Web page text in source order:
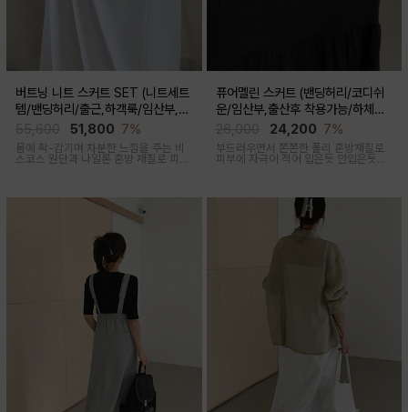
버트닝 니트 스커트 SET (니트세트
템/밴딩허리/출근,하객룩/임산부,출
산후 착용가능)51,800 7%
몸에 촥-감기며 차분한 느낌을 주는 비
스코스 원단과 나일론 혼방 재질로 피부
퓨어멜린 스커트 (밴딩허리/코디쉬
운/임산부,출산후 착용가능/하체커
24,200 7%
부드러우면서 쫀쫀한 폴리 혼방재질로
피부에 자극이 적어 입은듯 안입은듯한